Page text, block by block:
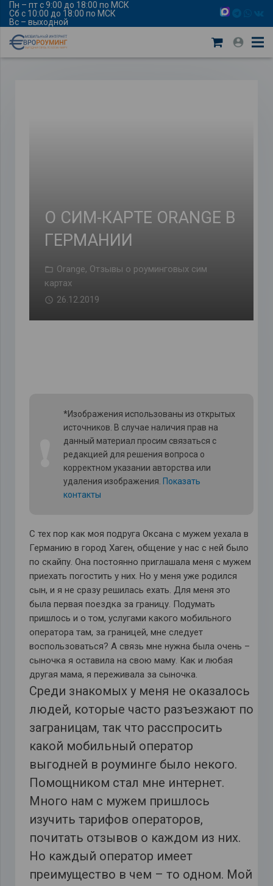
Пн – пт с 9:00 до 18:00 по МСК
Сб с 10:00 до 18:00 по МСК
Вс – выходной
О СИМ-КАРТЕ ОRANGE В
ГЕРМАНИИ
Orange, Отзывы о роуминговых сим
картах
26.12.2019
*Изображения использованы из открытых
источников. В случае наличия прав на
данный материал просим связаться с
редакцией для решения вопроса о
корректном указании авторства или
удаления изображения. Показать
контакты
С тех пор как моя подруга Оксана с мужем уехала в
Германию в город Хаген, общение у нас с ней было
по скайпу. Она постоянно приглашала меня с мужем
приехать погостить у них. Но у меня уже родился
сын, и я не сразу решилась ехать. Для меня это
была первая поездка за границу. Подумать
пришлось и о том, услугами какого мобильного
оператора там, за границей, мне следует
воспользоваться? А связь мне нужна была очень –
сыночка я оставила на свою маму. Как и любая
другая мама, я переживала за сыночка.
Среди знакомых у меня не оказалось
людей, которые часто разъезжают по
заграницам, так что расспросить
какой мобильный оператор
выгодней в роуминге было некого.
Помощником стал мне интернет.
Много нам с мужем пришлось
изучить тарифов операторов,
почитать отзывов о каждом из них.
Но каждый оператор имеет
преимущество в чем – то одном. Мой